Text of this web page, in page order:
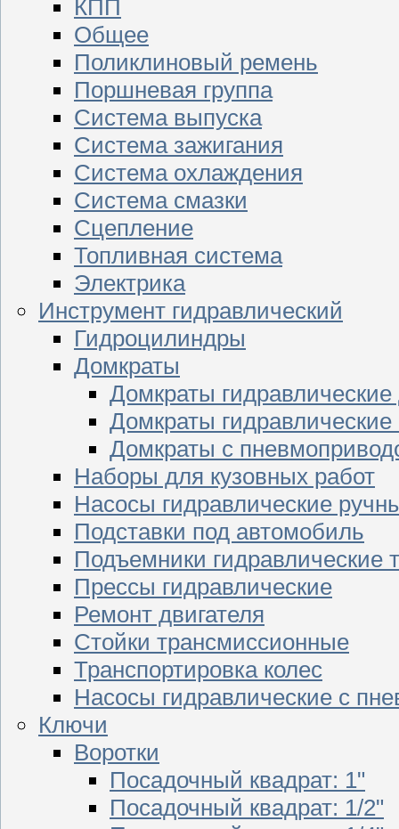
КПП
Общее
Поликлиновый ремень
Поршневая группа
Система выпуска
Система зажигания
Система охлаждения
Система смазки
Сцепление
Топливная система
Электрика
Инструмент гидравлический
Гидроцилиндры
Домкраты
Домкраты
Домкраты гидравлические
Домкраты с
Наборы для кузовных работ
Насосы гидравлические
Подставки под автомобиль
Подъемники гидравлические
Прессы гидравлические
Ремонт двигателя
Стойки трансмиссионные
Транспортировка колес
Насосы гидравлические с
Ключи
Воротки
Посадочный квадрат: 1"
Посадочный квадрат: 1/2"